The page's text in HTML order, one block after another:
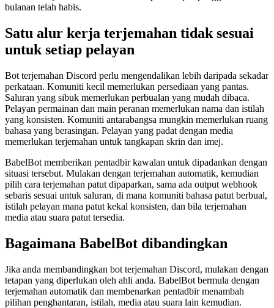
bulanan telah habis.
Satu alur kerja terjemahan tidak sesuai
untuk setiap pelayan
Bot terjemahan Discord perlu mengendalikan lebih daripada sekadar
perkataan. Komuniti kecil memerlukan persediaan yang pantas.
Saluran yang sibuk memerlukan perbualan yang mudah dibaca.
Pelayan permainan dan main peranan memerlukan nama dan istilah
yang konsisten. Komuniti antarabangsa mungkin memerlukan ruang
bahasa yang berasingan. Pelayan yang padat dengan media
memerlukan terjemahan untuk tangkapan skrin dan imej.
BabelBot memberikan pentadbir kawalan untuk dipadankan dengan
situasi tersebut. Mulakan dengan terjemahan automatik, kemudian
pilih cara terjemahan patut dipaparkan, sama ada output webhook
sebaris sesuai untuk saluran, di mana komuniti bahasa patut berbual,
istilah pelayan mana patut kekal konsisten, dan bila terjemahan
media atau suara patut tersedia.
Bagaimana BabelBot dibandingkan
Jika anda membandingkan bot terjemahan Discord, mulakan dengan
tetapan yang diperlukan oleh ahli anda. BabelBot bermula dengan
terjemahan automatik dan membenarkan pentadbir menambah
pilihan penghantaran, istilah, media atau suara lain kemudian.